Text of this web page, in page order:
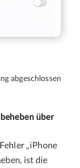
abgeschlossen
über
„iPhone
ist die